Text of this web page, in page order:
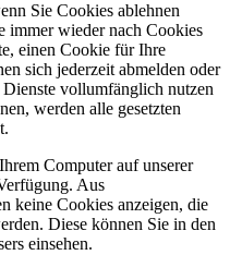
Sie Cookies ablehnen
immer wieder nach Cookies
einen Cookie für Ihre
sich jederzeit abmelden oder
Dienste vollumfänglich nutzen
werden alle gesetzten
Computer auf unserer
Aus
keine Cookies anzeigen, die
Diese können Sie in den
einsehen.